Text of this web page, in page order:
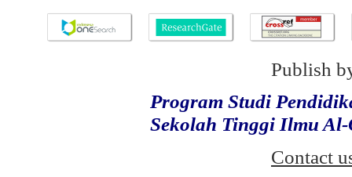
Publish
Program Studi
Sekolah Tinggi Ilmu
Contact